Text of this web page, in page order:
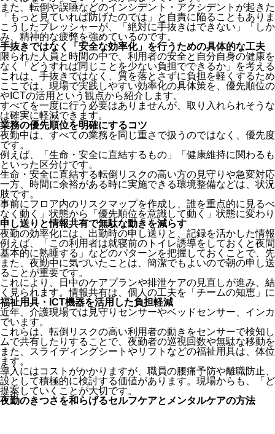
また、転倒や誤嚥などのインシデント・アクシデントが起き
「もっと見ていれば防げたのでは」と自責に陥ることもあり
こうしたプレッシャーが、「絶対に手抜きはできない」「し
み、精神的な疲弊を強めているのです。
手抜きではなく「安全な効率化」を行うための具体的な工夫
限られた人員と時間の中で、利用者の安全と自分自身の健康
なく「どうすれば同じことを少ない負担でできるか」を考え
これは、手抜きではなく、質を落とさずに負担を軽くするた
ここでは、現場で実践しやすい効率化の具体策を、優先順位
やICTの活用という観点から紹介します。
すべてを一度に行う必要はありませんが、取り入れられそう
は確実に軽減できます。
業務の優先順位を明確にするコツ
夜勤中は、すべての業務を同じ重さで扱うのではなく、優先
です。
例えば、「生命・安全に直結するもの」「健康維持に関わる
といった区分けです。
生命・安全に直結する転倒リスクの高い方の見守りや急変対
一方、時間に余裕がある時に実施できる環境整備などは、状
肢です。
事前にフロア内のリスクマップを作成し、誰を重点的に見る
なく動く」状態から「優先順位を意識して動く」状態に変わ
申し送りと情報共有で無駄な動きを減らす
夜勤の効率化には、出勤時の申し送りと、記録を活かした情
例えば、「この利用者は就寝前のトイレ誘導をしておくと夜
基本的に熟睡する」などのパターンを把握しておくことで、
また、夜勤中に気づいたことは、簡潔でもよいので朝の申し
ることが重要です。
これにより、日中のケアプランや排泄ケアの見直しが進み、
く見られます。情報共有は、個人の工夫を「チームの知恵」
福祉用具・ICT機器を活用した負担軽減
近年、介護現場では見守りセンサーやベッドセンサー、イン
でいます。
これらは、転倒リスクの高い利用者の動きをセンサーで検知
ムで共有したりすることで、夜勤者の巡視回数や無駄な移動
また、スライディングシートやリフトなどの福祉用具は、体
ます。
導入にはコストがかかりますが、職員の腰痛予防や離職防止
設として積極的に検討する価値があります。現場からも、「
提案していくことが大切です。
夜勤のきつさを和らげるセルフケアとメンタルケアの方法